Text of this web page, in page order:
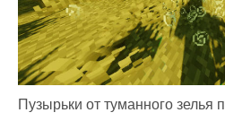
Пузырьки от туманного зелья